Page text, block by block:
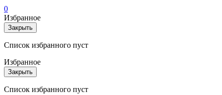
0
Избранное
Закрыть
Список избранного пуст
Избранное
Закрыть
Список избранного пуст